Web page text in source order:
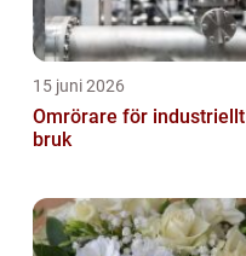
15 juni 2026
Omrörare för industriellt
bruk